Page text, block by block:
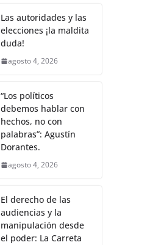
Las autoridades y las
elecciones ¡la maldita
duda!
agosto 4, 2026
“Los políticos
debemos hablar con
hechos, no con
palabras”: Agustín
Dorantes.
agosto 4, 2026
El derecho de las
audiencias y la
manipulación desde
el poder: La Carreta